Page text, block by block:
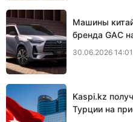
Машины
бренда GAC
30.06.2026 14:01
Kaspi.kz
Турции на